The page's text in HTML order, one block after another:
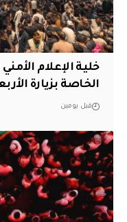
خلية الإعلام
الخاصة بزيارة
قبل يومين